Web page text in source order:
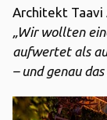
Architekt Taavi
„Wir wollten
aufwertet als
– und genau